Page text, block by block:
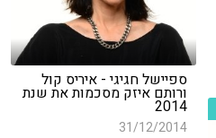
ספיישל חגיגי - איריס קול
ורותם איזק מסכמות את שנת
2014
31/12/2014